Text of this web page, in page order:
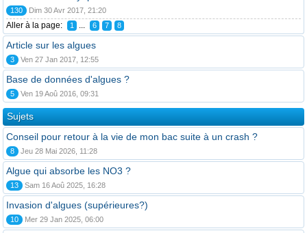
130 Dim 30 Avr 2017, 21:20
Aller à la page: 1 ... 6 7 8
Article sur les algues
3 Ven 27 Jan 2017, 12:55
Base de données d'algues ?
5 Ven 19 Aoû 2016, 09:31
Sujets
Conseil pour retour à la vie de mon bac suite à un crash ?
8 Jeu 28 Mai 2026, 11:28
Algue qui absorbe les NO3 ?
13 Sam 16 Aoû 2025, 16:28
Invasion d'algues (supérieures?)
10 Mer 29 Jan 2025, 06:00